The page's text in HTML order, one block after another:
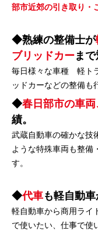
部市近郊の引き取り・
熟練の整備士が
ブリッドカーま
毎日様々な車種 軽ト
ッドカーなどの整備も
春日部市の車
績。
武蔵自動車の確かな技
ような特殊車両も整備
す。
代車も軽自動
軽自動車から商用ライ
で使いたい、仕事で使